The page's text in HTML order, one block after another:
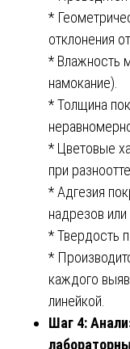
*
отклонения
* Влажность
намокание).
* Толщина
* Цветовые
при
* Адгезия
надрезов
* Твердость
*
каждого
линейкой.
Шаг 4: